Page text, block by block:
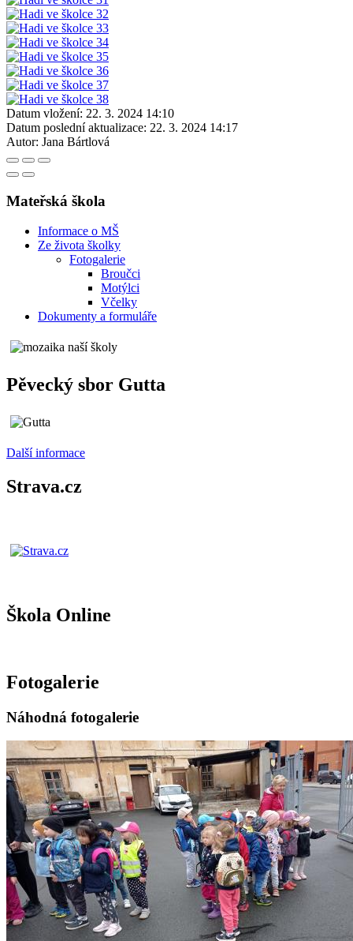
Datum vložení: 22. 3. 2024 14:10
Datum poslední aktualizace: 22. 3. 2024 14:17
Autor: Jana Bártlová
Mateřská škola
Informace o MŠ
Ze života školky
Fotogalerie
Broučci
Motýlci
Včelky
Dokumenty a formuláře
Pěvecký sbor Gutta
Další informace
Strava.cz
Škola Online
Fotogalerie
Náhodná fotogalerie